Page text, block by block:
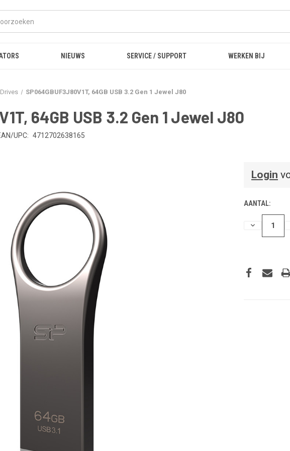
NIEUWS SERVICE / SUPPORT WERKEN BIJ
SP064GBUF3J80V1T, 64GB USB 3.2 Gen 1 Jewel J80
64GB USB 3.2 Gen 1 Jewel J80
UPC: 4712702638165
Login
AANTAL: